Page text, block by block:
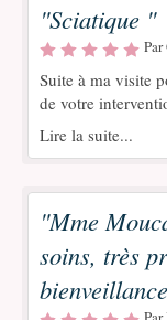
"Sciatique "
Suite à ma visite
de votre
Lire la suite...
"Mme
soins, très